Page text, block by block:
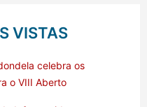
VISTAS
celebra os
o VIII Aberto